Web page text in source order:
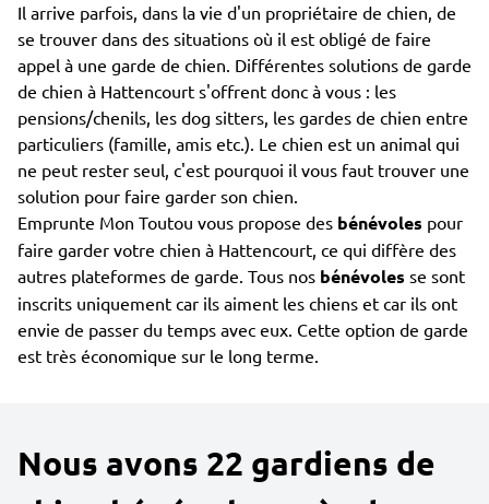
Il arrive parfois, dans la vie d'un propriétaire de chien, de
se trouver dans des situations où il est obligé de faire
appel à une garde de chien. Différentes solutions de garde
de chien à Hattencourt s'offrent donc à vous : les
pensions/chenils, les dog sitters, les gardes de chien entre
particuliers (famille, amis etc.). Le chien est un animal qui
ne peut rester seul, c'est pourquoi il vous faut trouver une
solution pour faire garder son chien.
Emprunte Mon Toutou vous propose des bénévoles pour
faire garder votre chien à Hattencourt, ce qui diffère des
autres plateformes de garde. Tous nos bénévoles se sont
inscrits uniquement car ils aiment les chiens et car ils ont
envie de passer du temps avec eux. Cette option de garde
est très économique sur le long terme.
Nous avons 22 gardiens de